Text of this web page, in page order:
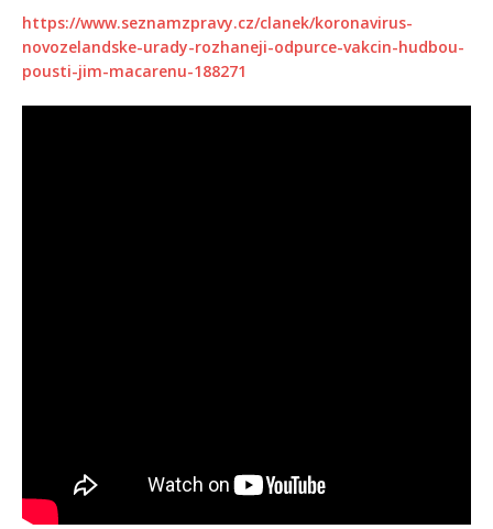
https://www.seznamzpravy.cz/clanek/koronavirus-
novozelandske-urady-rozhaneji-odpurce-vakcin-hudbou-
pousti-jim-macarenu-188271